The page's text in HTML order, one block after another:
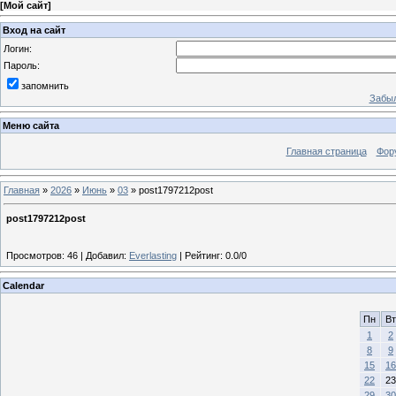
[Мой сайт]
Вход на сайт
Логин:
Пароль:
запомнить
Меню сайта
Главная страница
Главная » 2026 » Июнь » 03 » post1797212post
post1797212post
Просмотров: 46 | Добавил: Everlasting | Рейтинг: 0.0/0
Calendar
Пн
Вт
1
2
8
9
15
16
22
23